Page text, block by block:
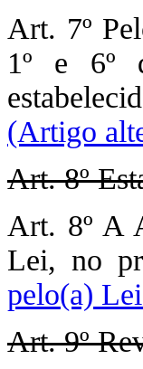
Art. 7º
1º e 6º
(Artigo
Art. 8º
Art. 8º A
Lei, no
pelo(a)
Art. 9º